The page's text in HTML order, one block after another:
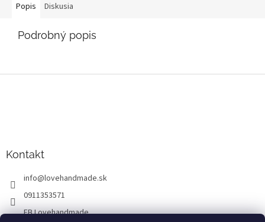
Popis Diskusia
Podrobný popis
Kontakt
info@lovehandmade.sk
0911353571
FB Lovehandmade